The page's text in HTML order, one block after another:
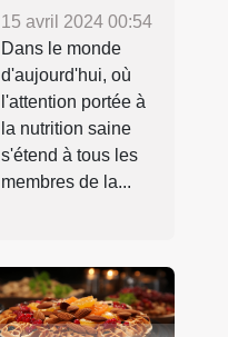
15 avril 2024 00:54
Dans le monde
d'aujourd'hui, où
l'attention portée à
la nutrition saine
s'étend à tous les
membres de la...